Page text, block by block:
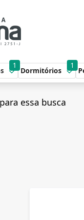
1 1
Dormitórios
essa busca